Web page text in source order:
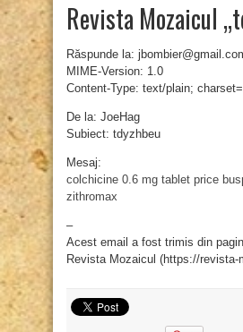
Revista Mozaicul
Răspunde la:
MIME-Version: 1.0
Content-Type: text/plain;
De la: JoeHag
Subiect: tdyzhbeu
Mesaj:
colchicine 0.6 mg tablet price
zithromax
–
Acest email a fost trimis din
Revista Mozaicul (https://revista-